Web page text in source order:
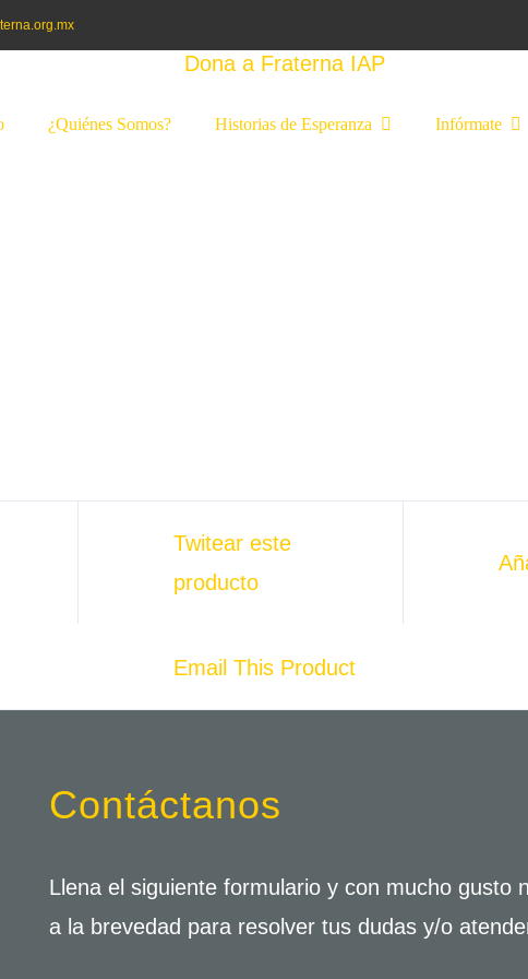
¿Quiénes Somos? Historias de Esperanza Infórmate
Dona a Fraterna IAP
Twitear este
producto
Email This Product
Contáctanos
Llena el siguiente formulario y con mucho gusto
a la brevedad para resolver tus dudas y/o